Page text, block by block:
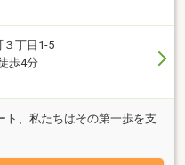
３丁目1-5
歩4分
ト、私たちはその第一歩を支